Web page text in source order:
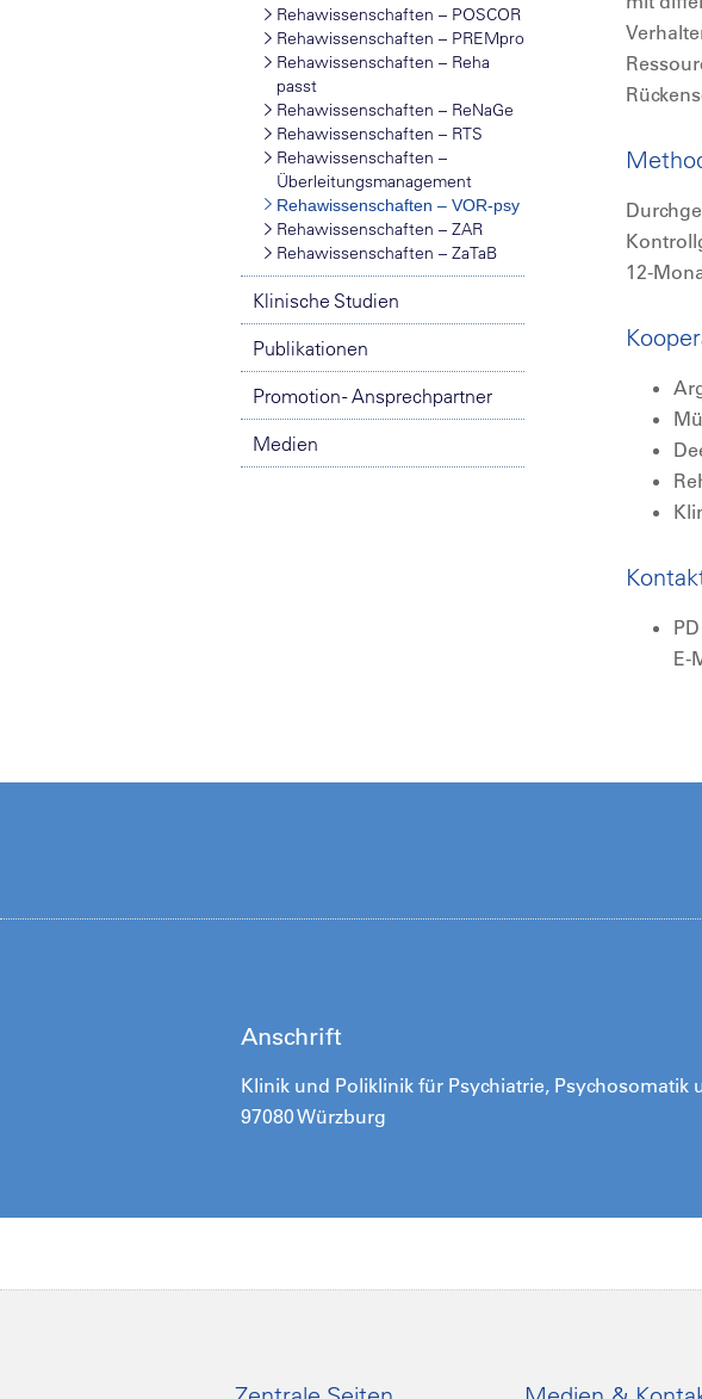
Rehawissenschaften – POSCOR
Rehawissenschaften – PREMpro
Rehawissenschaften – Reha
passt
Rehawissenschaften – ReNaGe
Rehawissenschaften – RTS
Rehawissenschaften –
Überleitungsmanagement
Rehawissenschaften – VOR-psy
Rehawissenschaften – ZAR
Rehawissenschaften – ZaTaB
Klinische Studien
Publikationen
Promotion - Ansprechpartner
Medien
12-
E-
Anschrift
Klinik und Poliklinik für Psychiatrie,
97080 Würzburg